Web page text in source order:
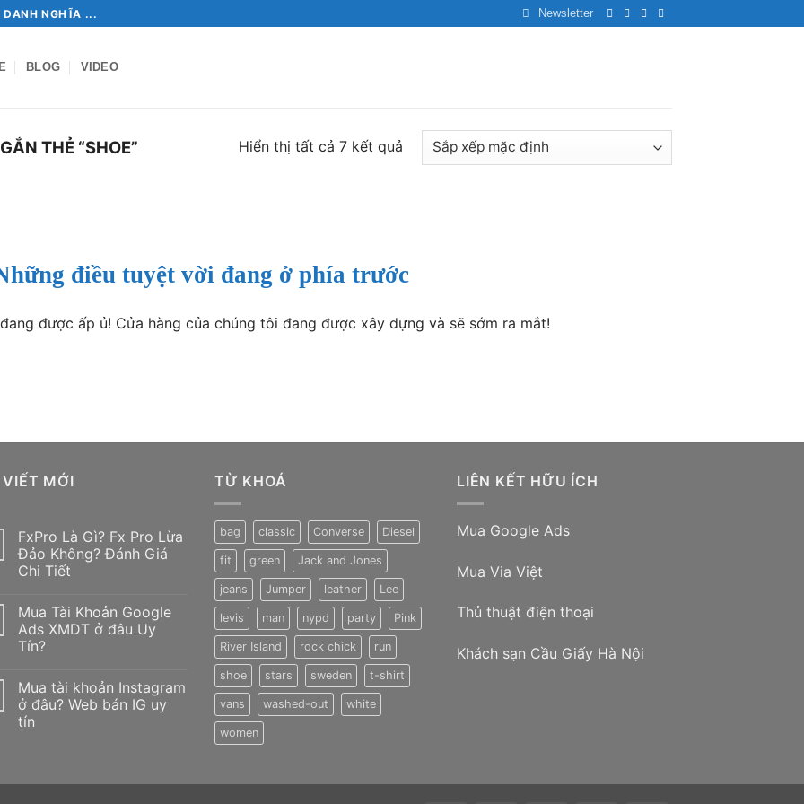
DANH NGHĨA ... Newsletter
BLOG VIDEO
THẺ “SHOE”
Hiển thị tất cả 7 kết quả
điều tuyệt vời đang ở phía trước
được ấp ủ! Cửa hàng của chúng tôi đang được xây dựng và sẽ sớm ra mắt!
MỚI
FxPro Là Gì? Fx Pro Lừa
Đảo Không? Đánh Giá
Chi Tiết
bình
luận
ở
FxPro
Fx
Pro
Lừa
Đảo
Không?
Mua Tài Khoản Google
Ads XMDT ở đâu Uy
Tín?
bình
luận
ở
Mua
Mua tài khoản Instagram
ở đâu? Web bán IG uy
tín
ở
TỪ KHOÁ
bag classic Converse Diesel
fit green Jack and Jones
jeans Jumper leather Lee
levis man nypd party Pink
River Island rock chick run
shoe stars sweden t-shirt
vans washed-out white
women
LIÊN KẾT HỮU ÍCH
Mua Google Ads
Mua Via Việt
Thủ thuật điện thoại
Khách sạn Cầu Giấy Hà Nội